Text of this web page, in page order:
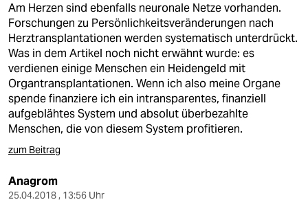
berlin
nord
wahrheit
verlag
verlag
shop
Am Herzen sind ebenfalls neuronale Netze vorhanden.
Forschungen zu Persönlichkeitsveränderungen nach
Herztransplantationen werden systematisch unterdrückt.
Was in dem Artikel noch nicht erwähnt wurde: es
verdienen einige Menschen ein Heidengeld mit
Organtransplantationen. Wenn ich also meine Organe
spende finanziere ich ein intransparentes, finanziell
aufgeblähtes System und absolut überbezahlte
Menschen, die von diesem System profitieren.
zum Beitrag
Anagrom
25.04.2018 , 13:56 Uhr